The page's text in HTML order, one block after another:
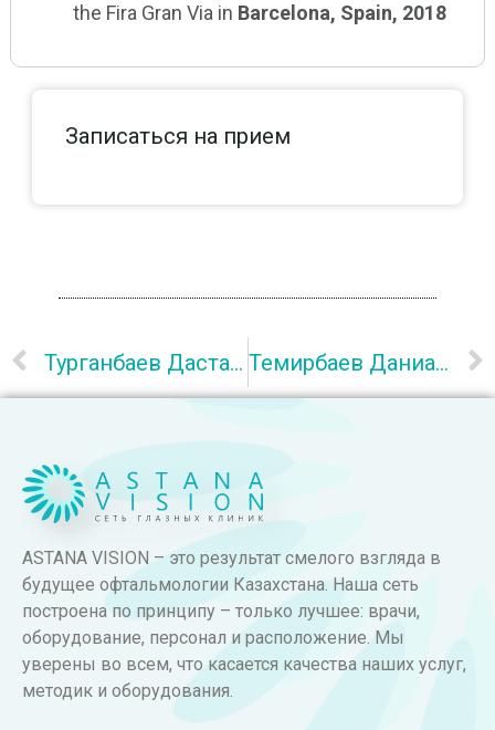
the Fira Gran Via in Barcelona, Spain, 2018
Записаться на прием
Турганбаев Дастан Кайратович Темирбаев Даниар Келденулы
ASTANA VISION – это результат смелого взгляда в
будущее офтальмологии Казахстана. Наша сеть
построена по принципу – только лучшее: врачи,
оборудование, персонал и расположение. Мы
уверены во всем, что касается качества наших услуг,
методик и оборудования.